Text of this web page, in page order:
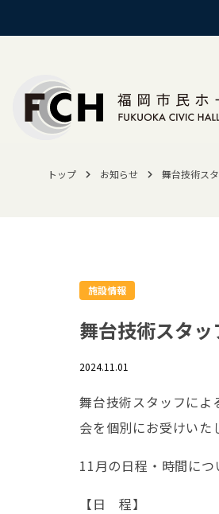
トップ お知らせ 舞台技術ス
施設情報
舞台技術スタッ
2024.11.01
舞台技術スタッフによ
会を個別にお受けいた
11月の日程・時間につ
【日 程】